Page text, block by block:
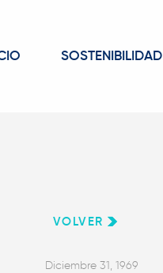
SOSTENIBILIDAD
VOLVER
Diciembre 31, 1969